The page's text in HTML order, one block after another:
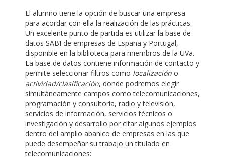
El alumno tiene la opción de buscar una empresa
para acordar con ella la realización de las prácticas.
Un excelente punto de partida es utilizar la base de
datos SABI de empresas de España y Portugal,
disponible en la biblioteca para miembros de la UVa.
La base de datos contiene información de contacto y
permite seleccionar filtros como localización o
actividad/clasificación, donde podremos elegir
simultáneamente campos como telecomunicaciones,
programación y consultoría, radio y televisión,
servicios de información, servicios técnicos o
investigación y desarrollo por citar algunos ejemplos
dentro del amplio abanico de empresas en las que
puede desempeñar su trabajo un titulado en
telecomunicaciones: